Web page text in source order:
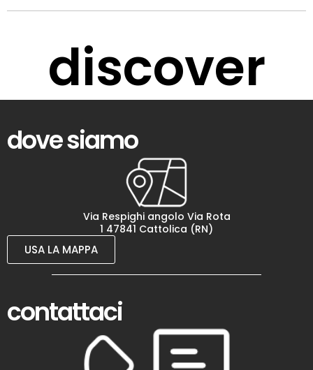
discover
dove siamo
Via Respighi angolo Via Rota
1 47841 Cattolica (RN)
USA LA MAPPA
contattaci